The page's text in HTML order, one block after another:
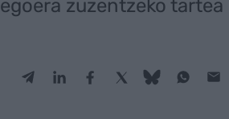
egoera zuzentzeko